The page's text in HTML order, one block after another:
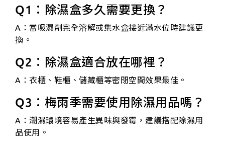
Q1：除濕盒多久需要更換？
A：當吸濕劑完全溶解或集水盒接近滿水位時建議更
換。
Q2：除濕盒適合放在哪裡？
A：衣櫃、鞋櫃、儲藏櫃等密閉空間效果最佳。
Q3：梅雨季需要使用除濕用品嗎？
A：潮濕環境容易產生異味與發霉，建議搭配除濕用
品使用。